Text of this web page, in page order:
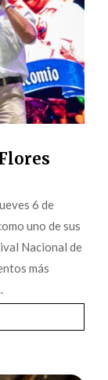
6 de
uno de sus
Nacional de
más